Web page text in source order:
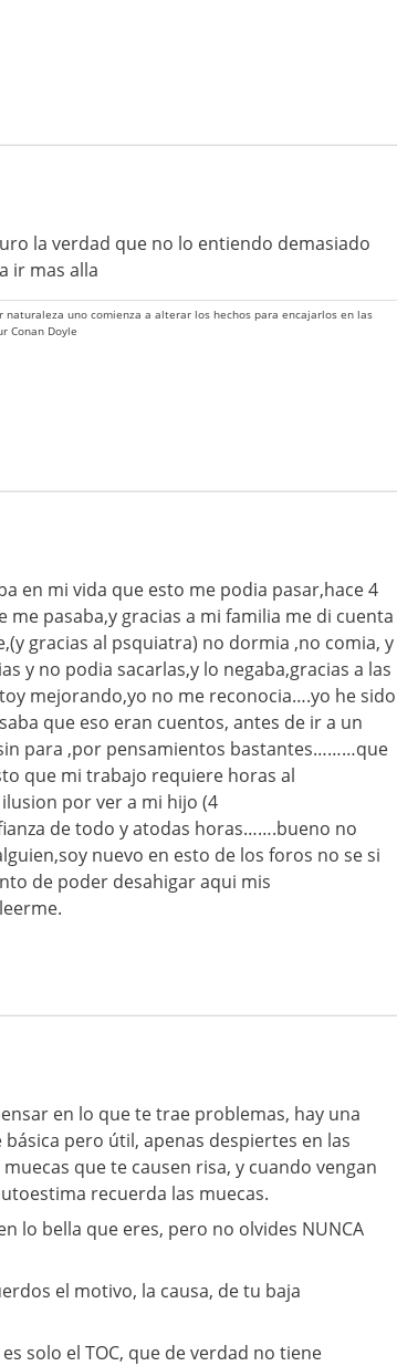
la verdad que no lo entiendo demasiado
ir mas alla
uno comienza a alterar los hechos para encajarlos en las
Conan Doyle
en mi vida que esto me podia pasar,hace 4
me pasaba,y gracias a mi familia me di cuenta
gracias al psquiatra) no dormia ,no comia, y
y no podia sacarlas,y lo negaba,gracias a las
mejorando,yo no me reconocia….yo he sido
que eso eran cuentos, antes de ir a un
para ,por pensamientos bastantes………que
que mi trabajo requiere horas al
por ver a mi hijo (4
de todo y atodas horas…….bueno no
nuevo en esto de los foros no se si
de poder desahigar aqui mis
en lo que te trae problemas, hay una
pero útil, apenas despiertes en las
que te causen risa, y cuando vengan
recuerda las muecas.
lo bella que eres, pero no olvides NUNCA
el motivo, la causa, de tu baja
solo el TOC, que de verdad no tiene